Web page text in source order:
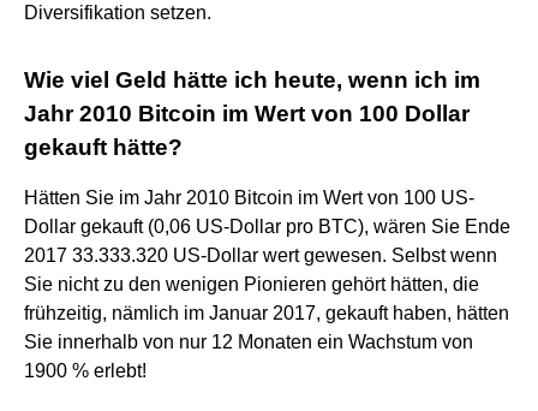
Diversifikation setzen.
Wie viel Geld hätte ich heute, wenn ich im
Jahr 2010 Bitcoin im Wert von 100 Dollar
gekauft hätte?
Hätten Sie im Jahr 2010 Bitcoin im Wert von 100 US-
Dollar gekauft (0,06 US-Dollar pro BTC), wären Sie Ende
2017 33.333.320 US-Dollar wert gewesen. Selbst wenn
Sie nicht zu den wenigen Pionieren gehört hätten, die
frühzeitig, nämlich im Januar 2017, gekauft haben, hätten
Sie innerhalb von nur 12 Monaten ein Wachstum von
1900 % erlebt!